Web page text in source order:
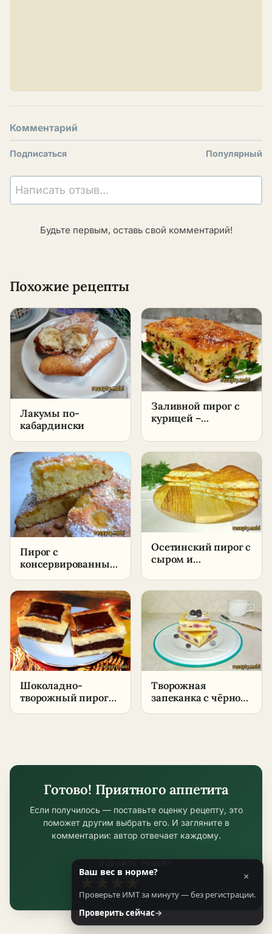
Комментарий
Подписаться Популярный
Написать отзыв...
Будьте первым, оставь свой комментарий!
Похожие рецепты
Лакумы по-
кабардински
Заливной пирог с
курицей –
в домашних
условиях
Пирог с
консервированными
пошаговый рецепт
в домашних
условиях
Осетинский пирог с
сыром и
пошаговый рецепт
в домашних
условиях
Шоколадно-
творожный пирог
Творожная
запеканка с чёрной
Готово! Приятного аппетита
Если получилось — поставьте оценку рецепту, это
поможет другим выбрать его. И загляните в
комментарии: автор отвечает каждому.
★
Ваш вес в норме? ×
Проверьте ИМТ за минуту — без регистрации.
Проверить сейчас→